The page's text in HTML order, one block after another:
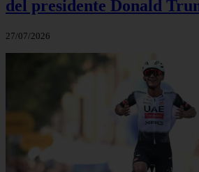
del presidente Donald
27/07/2026